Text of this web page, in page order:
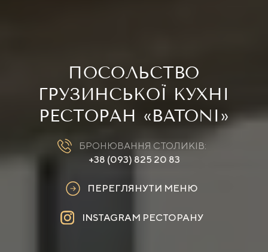
ПОСОЛЬСТВО
ГРУЗИНСЬКОЇ КУХНІ
РЕСТОРАН «BATONI»
БРОНЮВАННЯ СТОЛИКІВ:
+38 (093) 825 20 83
ПЕРЕГЛЯНУТИ МЕНЮ
INSTAGRAM РЕСТОРАНУ